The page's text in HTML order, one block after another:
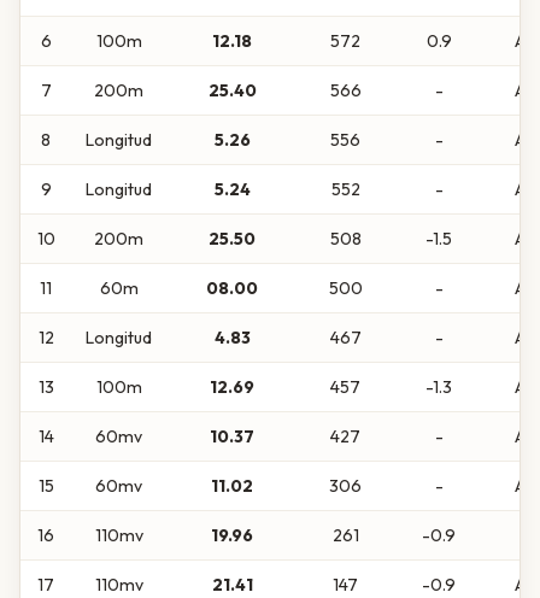
6 100m 12.18 572 0.9
7 200m 25.40 566 -
8 Longitud 5.26 556 -
9 Longitud 5.24 552 -
10 200m 25.50 508 -1.5
11 60m 08.00 500 -
12 Longitud 4.83 467 -
13 100m 12.69 457 -1.3
14 60mv 10.37 427 -
15 60mv 11.02 306 -
16 110mv 19.96 261 -0.9
17 110mv 21.41 147 -0.9